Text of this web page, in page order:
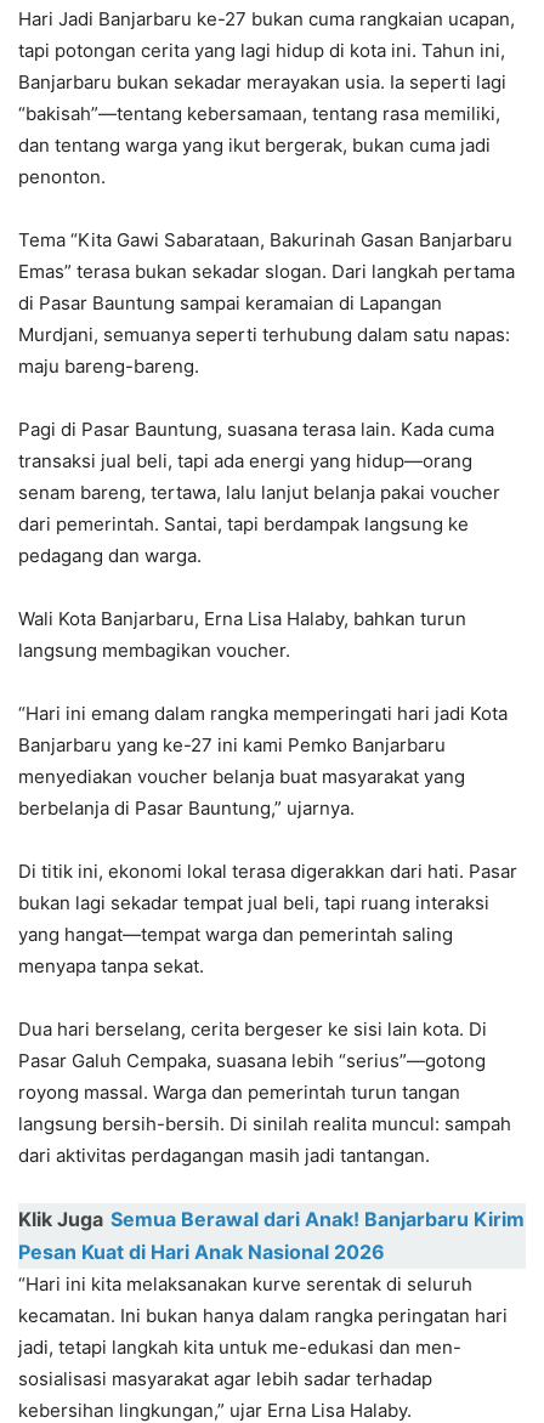
Hari Jadi Banjarbaru ke-27 bukan cuma rangkaian ucapan,
tapi potongan cerita yang lagi hidup di kota ini. Tahun ini,
Banjarbaru bukan sekadar merayakan usia. Ia seperti lagi
“bakisah”—tentang kebersamaan, tentang rasa memiliki,
dan tentang warga yang ikut bergerak, bukan cuma jadi
penonton.
Tema “Kita Gawi Sabarataan, Bakurinah Gasan Banjarbaru
Emas” terasa bukan sekadar slogan. Dari langkah pertama
di Pasar Bauntung sampai keramaian di Lapangan
Murdjani, semuanya seperti terhubung dalam satu napas:
maju bareng-bareng.
Pagi di Pasar Bauntung, suasana terasa lain. Kada cuma
transaksi jual beli, tapi ada energi yang hidup—orang
senam bareng, tertawa, lalu lanjut belanja pakai voucher
dari pemerintah. Santai, tapi berdampak langsung ke
pedagang dan warga.
Wali Kota Banjarbaru, Erna Lisa Halaby, bahkan turun
langsung membagikan voucher.
“Hari ini emang dalam rangka memperingati hari jadi Kota
Banjarbaru yang ke-27 ini kami Pemko Banjarbaru
menyediakan voucher belanja buat masyarakat yang
berbelanja di Pasar Bauntung,” ujarnya.
Di titik ini, ekonomi lokal terasa digerakkan dari hati. Pasar
bukan lagi sekadar tempat jual beli, tapi ruang interaksi
yang hangat—tempat warga dan pemerintah saling
menyapa tanpa sekat.
Dua hari berselang, cerita bergeser ke sisi lain kota. Di
Pasar Galuh Cempaka, suasana lebih “serius”—gotong
royong massal. Warga dan pemerintah turun tangan
langsung bersih-bersih. Di sinilah realita muncul: sampah
dari aktivitas perdagangan masih jadi tantangan.
Klik Juga Semua Berawal dari Anak! Banjarbaru Kirim
Pesan Kuat di Hari Anak Nasional 2026
“Hari ini kita melaksanakan kurve serentak di seluruh
kecamatan. Ini bukan hanya dalam rangka peringatan hari
jadi, tetapi langkah kita untuk me-edukasi dan men-
sosialisasi masyarakat agar lebih sadar terhadap
kebersihan lingkungan,” ujar Erna Lisa Halaby.